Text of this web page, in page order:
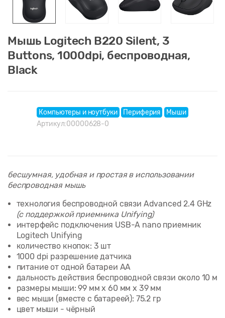
Мышь Logitech B220 Silent, 3
Buttons, 1000dpi, беспроводная,
Black
Компьютеры и ноутбуки Периферия Мыши
Артикул:00000628-0
бесшумная, удобная и простая в использовании
беспроводная мышь
технология беспроводной связи Advanced 2.4 GHz
(с поддержкой приемника Unifying)
интерфейс подключения USB-A nano приемник
Logitech Unifying
количество кнопок: 3 шт
1000 dpi разрешение датчика
питание от одной батареи AA
дальность действия беспроводной связи около 10 м
размеры мыши: 99 мм x 60 мм x 39 мм
вес мыши (вместе с батареей): 75.2 гр
цвет мыши - чёрный